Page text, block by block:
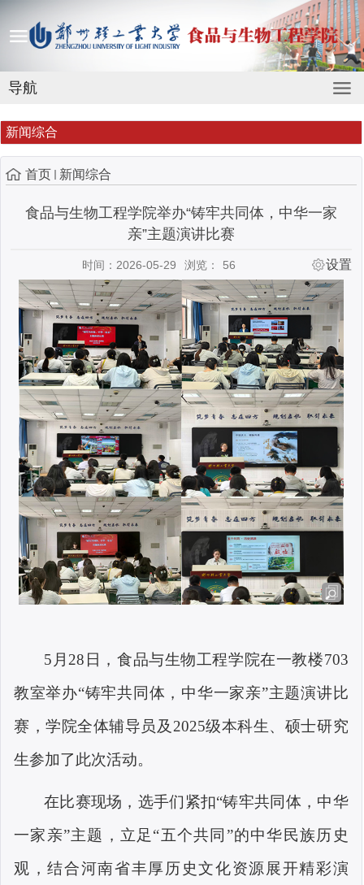
导航
新闻综合
首页 新闻综合
食品与生物工程学院举办“铸牢共同体，中华一家
亲”主题演讲比赛
时间：2026-05-29 浏览： 56 设置
5 月28日，食品与生物工程学院在一教楼703
教室举办“铸牢共同体，中华一家亲”主题演讲比
赛，学院全体辅导员及2025级本科生、硕士研究
生参加了此次活动。
在比赛现场，选手们紧扣“铸牢共同体，中华
一家亲”主题，立足“五个共同”的中华民族历史
观，结合河南省丰厚历史文化资源展开精彩演